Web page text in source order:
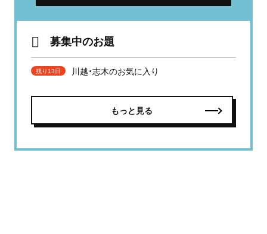
募集中のお題
残り13日 川越・志木のお気に入り
もっと見る